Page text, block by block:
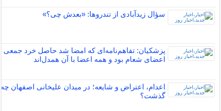
سؤال زیدآبادی از تندروها: «بعدش چی؟»
پزشکیان: تفاهم‌نامه‌ای که امضا شد حاصل خرد جمعی
اعضای شعام بود و همه اعضا با آن همدل‌اند
اعدام، اعتراض و شایعه؛ در میدان علیخانی اصفهان چه
گذشت؟